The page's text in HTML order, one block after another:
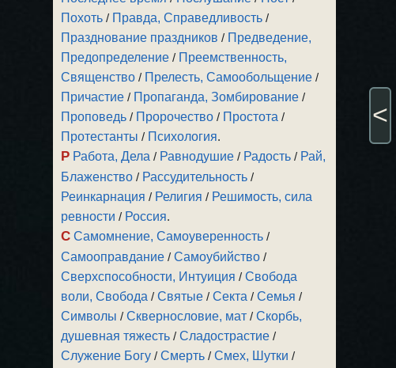
Похоть / Правда, Справедливость /
Празднование праздников / Предведение,
Предопределение / Преемственность,
Священство / Прелесть, Самообольщение /
Причастие / Пропаганда, Зомбирование /
Проповедь / Пророчество / Простота /
Протестанты / Психология.
Р Работа, Дела / Равнодушие / Радость / Рай,
Блаженство / Рассудительность /
Реинкарнация / Религия / Решимость, сила
ревности / Россия.
С Самомнение, Самоуверенность /
Самооправдание /Самоубийство /
Сверхспособности, Интуиция /Свобода
воли, Свобода /Святые /Секта /Семья /
Символы /Сквернословие, мат /Скорбь,
душевная тяжесть /Сладострастие /
Служение Богу /Смерть /Смех, Шутки /
<